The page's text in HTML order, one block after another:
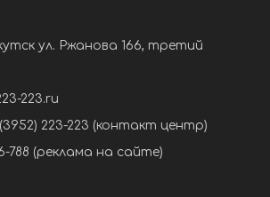
ул. Ржанова 166, третий
223.ru
223-223 (контакт центр)
788 (реклама на сайте)